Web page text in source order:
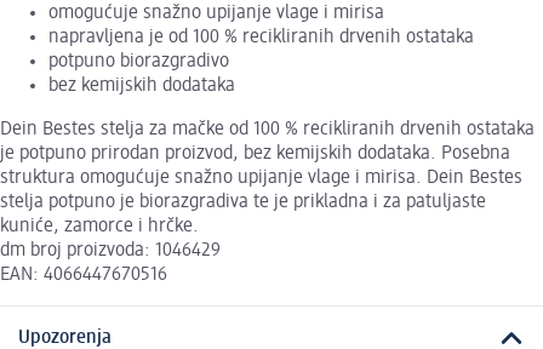
omogućuje snažno upijanje vlage i mirisa
napravljena je od 100 % recikliranih drvenih ostataka
potpuno biorazgradivo
bez kemijskih dodataka
Dein Bestes stelja za mačke od 100 % recikliranih drvenih ostataka
je potpuno prirodan proizvod, bez kemijskih dodataka. Posebna
struktura omogućuje snažno upijanje vlage i mirisa. Dein Bestes
stelja potpuno je biorazgradiva te je prikladna i za patuljaste
kuniće, zamorce i hrčke.
dm broj proizvoda: 1046429
EAN: 4066447670516
Upozorenja